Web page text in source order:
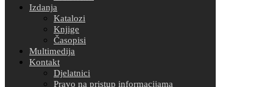
Izdanja
Katalozi
Knjige
Časopisi
Multimedija
Kontakt
Djelatnici
Pravo na pristup informacijama